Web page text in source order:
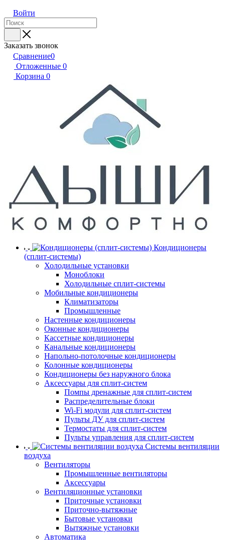
Войти
Заказать звонок
Сравнение0
Отложенные 0
Корзина 0
Кондиционеры
(сплит-системы)
Холодильные установки
Моноблоки
Холодильные сплит-системы
Мобильные кондиционеры
Климатизаторы
Промышленные
Настенные кондиционеры
Оконные кондиционеры
Кассетные кондиционеры
Канальные кондиционеры
Напольно-потолочные кондиционеры
Колонные кондиционеры
Кондиционеры без наружного блока
Аксессуары для сплит-систем
Помпы дренажные для сплит-систем
Распределительные блоки
Wi-Fi модули для сплит-систем
Пульты ДУ для сплит-систем
Термостаты для сплит-систем
Пульты управления для сплит-систем
Системы вентиляции
воздуха
Вентиляторы
Промышленные вентиляторы
Аксессуары
Вентиляционные установки
Приточные установки
Приточно-вытяжные
Бытовые установки
Вытяжные установки
Автоматика